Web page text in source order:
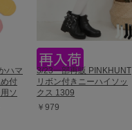
ハマ
付
ソ
3/23一部再販 PINKHUNT
リボン付きニーハイソッ
クス 1309
￥979